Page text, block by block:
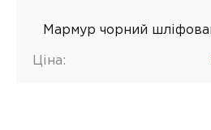
Мармур чорний
Ціна: